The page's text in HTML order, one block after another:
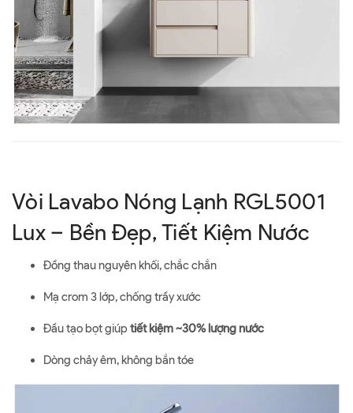
Vòi Lavabo Nóng Lạnh RGL5001
Lux – Bền Đẹp, Tiết Kiệm Nước
Đồng thau nguyên khối, chắc chắn
Mạ crom 3 lớp, chống trầy xước
Đầu tạo bọt giúp tiết kiệm ~30% lượng nước
Dòng chảy êm, không bắn tóe